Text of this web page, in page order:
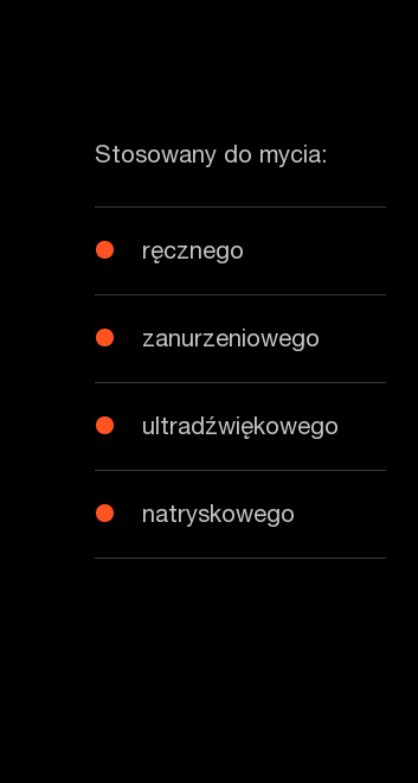
Stosowany do mycia:
ręcznego
zanurzeniowego
ultradźwiękowego
natryskowego